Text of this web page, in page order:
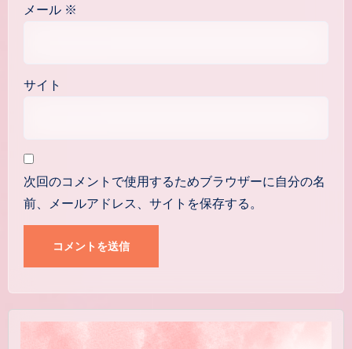
メール ※
サイト
次回のコメントで使用するためブラウザーに自分の名
前、メールアドレス、サイトを保存する。